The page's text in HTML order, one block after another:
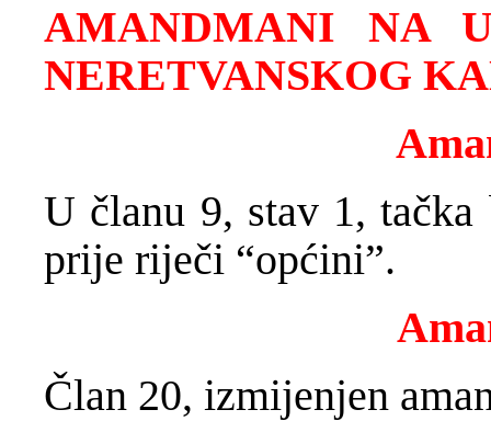
AMANDMANI NA
NERETVANSKOG
U članu 9, stav 1,
prije riječi “općini”.
Član 20, izmijenjen